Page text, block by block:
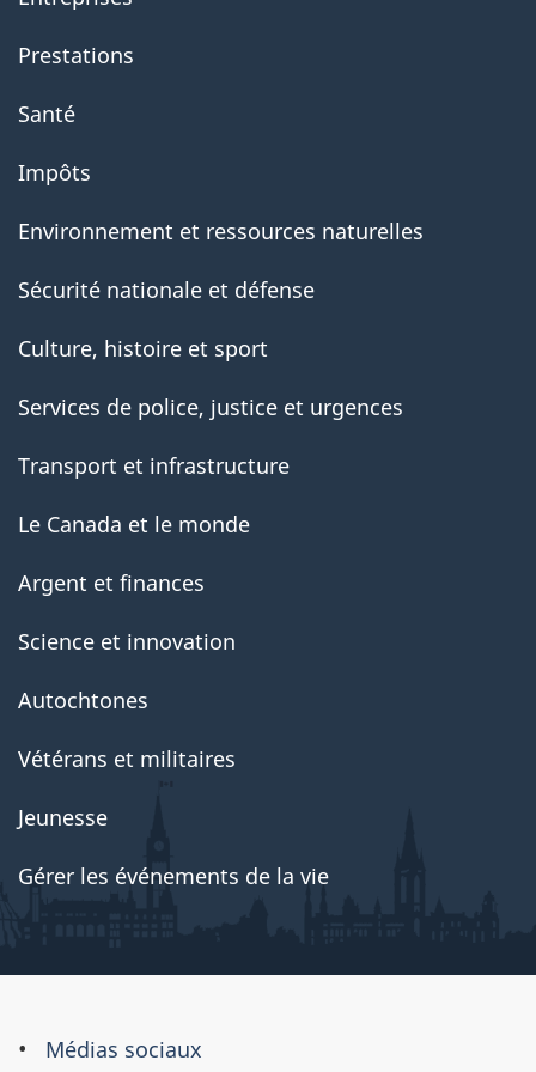
Prestations
Santé
Impôts
Environnement et ressources naturelles
Sécurité nationale et défense
Culture, histoire et sport
Services de police, justice et urgences
Transport et infrastructure
Le Canada et le monde
Argent et finances
Science et innovation
Autochtones
Vétérans et militaires
Jeunesse
Gérer les événements de la vie
À
Médias sociaux